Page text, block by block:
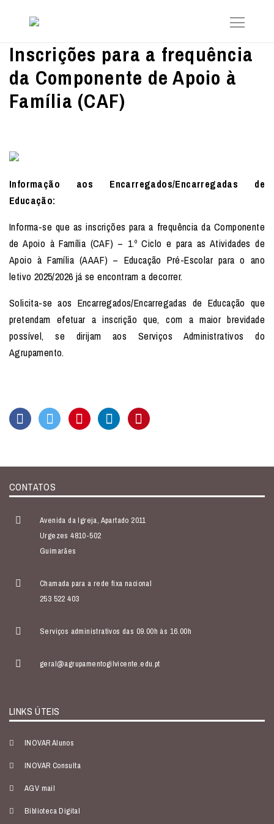
Inscrições para a frequência
da Componente de Apoio à
Família (CAF)
Informação aos Encarregados/Encarregadas de
Educação:
Informa-se que as inscrições para a frequência da Componente
de Apoio à Família (CAF) – 1.º Ciclo e para as Atividades de
Apoio à Família (AAAF) – Educação Pré-Escolar para o ano
letivo 2025/2026 já se encontram a decorrer.
Solicita-se aos Encarregados/Encarregadas de Educação que
pretendam efetuar a inscrição que, com a maior brevidade
possível, se dirijam aos Serviços Administrativos do
Agrupamento.
CONTATOS
Avenida da Igreja, Apartado 2011
Urgezes 4810-502
Guimarães
Chamada para a rede fixa nacional
253 522 403
Serviços administrativos das 09.00h às 16.00h
geral@agrupamentogilvicente.edu.pt
LINKS ÚTEIS
INOVAR Alunos
INOVAR Consulta
AGV mail
Biblioteca Digital